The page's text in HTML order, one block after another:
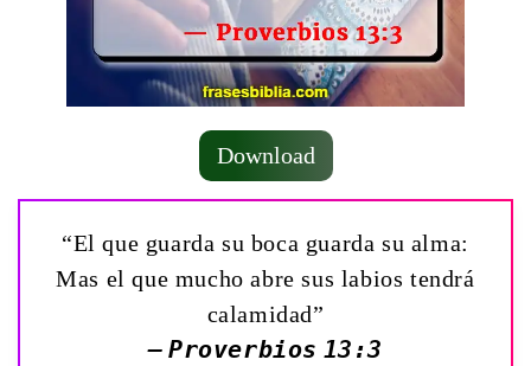
Download
“El que guarda su boca guarda su alma:
Mas el que mucho abre sus labios tendrá
calamidad”
— Proverbios 13:3